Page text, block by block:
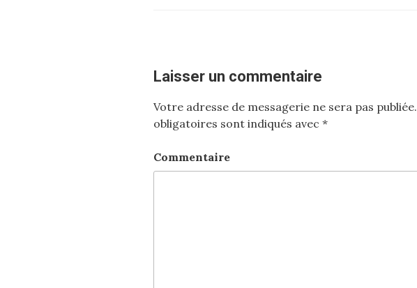
Laisser un commentaire
Votre adresse de messagerie ne sera pas publiée.
obligatoires sont indiqués avec *
Commentaire